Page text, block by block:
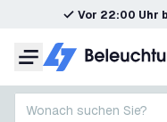
Vor 22:00 Uhr
Menü
Wonach suchen Sie?